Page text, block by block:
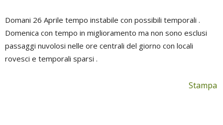
Domani 26 Aprile tempo instabile con possibili temporali .
Domenica con tempo in miglioramento ma non sono esclusi
passaggi nuvolosi nelle ore centrali del giorno con locali
rovesci e temporali sparsi .
Stampa